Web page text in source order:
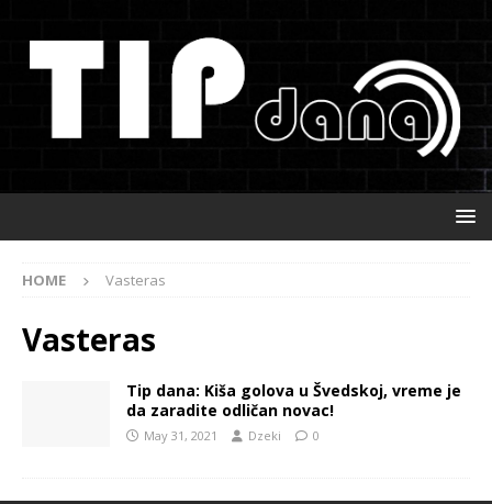
HOME Vasteras
Vasteras
Tip dana: Kiša golova u Švedskoj, vreme je
da zaradite odličan novac!
May 31, 2021 Dzeki 0